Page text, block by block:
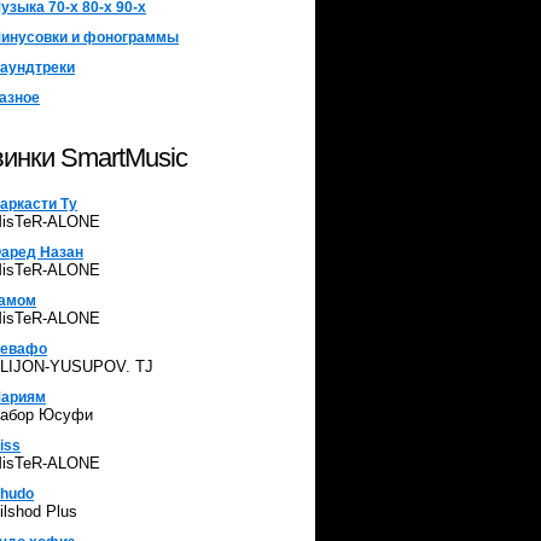
лучшим!
ДОБАВЬ МУЗЫКУ
70-х 80-х 90-х
и фонограммы
SmartMusic
Ту
ALONE
Назан
ALONE
ALONE
YUSUPOV. TJ
Юсуфи
ALONE
Plus